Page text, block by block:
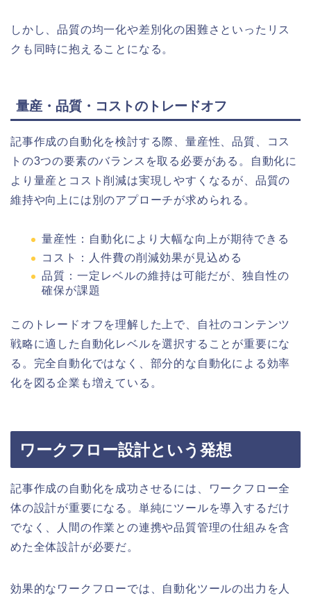
しかし、品質の均一化や差別化の困難さといったリス
クも同時に抱えることになる。
量産・品質・コストのトレードオフ
記事作成の自動化を検討する際、量産性、品質、コス
トの3つの要素のバランスを取る必要がある。自動化に
より量産とコスト削減は実現しやすくなるが、品質の
維持や向上には別のアプローチが求められる。
量産性：自動化により大幅な向上が期待できる
コスト：人件費の削減効果が見込める
品質：一定レベルの維持は可能だが、独自性の
確保が課題
このトレードオフを理解した上で、自社のコンテンツ
戦略に適した自動化レベルを選択することが重要にな
る。完全自動化ではなく、部分的な自動化による効率
化を図る企業も増えている。
ワークフロー設計という発想
記事作成の自動化を成功させるには、ワークフロー全
体の設計が重要になる。単純にツールを導入するだけ
でなく、人間の作業との連携や品質管理の仕組みを含
めた全体設計が必要だ。
効果的なワークフローでは、自動化ツールの出力を人